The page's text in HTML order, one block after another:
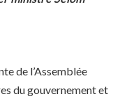
de l’Assemblée
du gouvernement et